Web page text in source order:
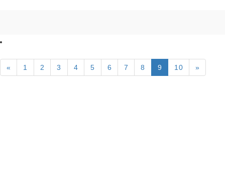
« 1 2 3 4 5 6 7 8 9 10 »